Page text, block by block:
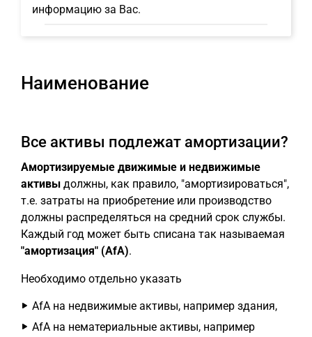
информацию за Вас.
Наименование
Все активы подлежат амортизации?
Амортизируемые движимые и недвижимые
активы должны, как правило, "амортизироваться",
т.е. затраты на приобретение или производство
должны распределяться на средний срок службы.
Каждый год может быть списана так называемая
"амортизация" (AfA).
Необходимо отдельно указать
AfA на недвижимые активы, например здания,
AfA на нематериальные активы, например